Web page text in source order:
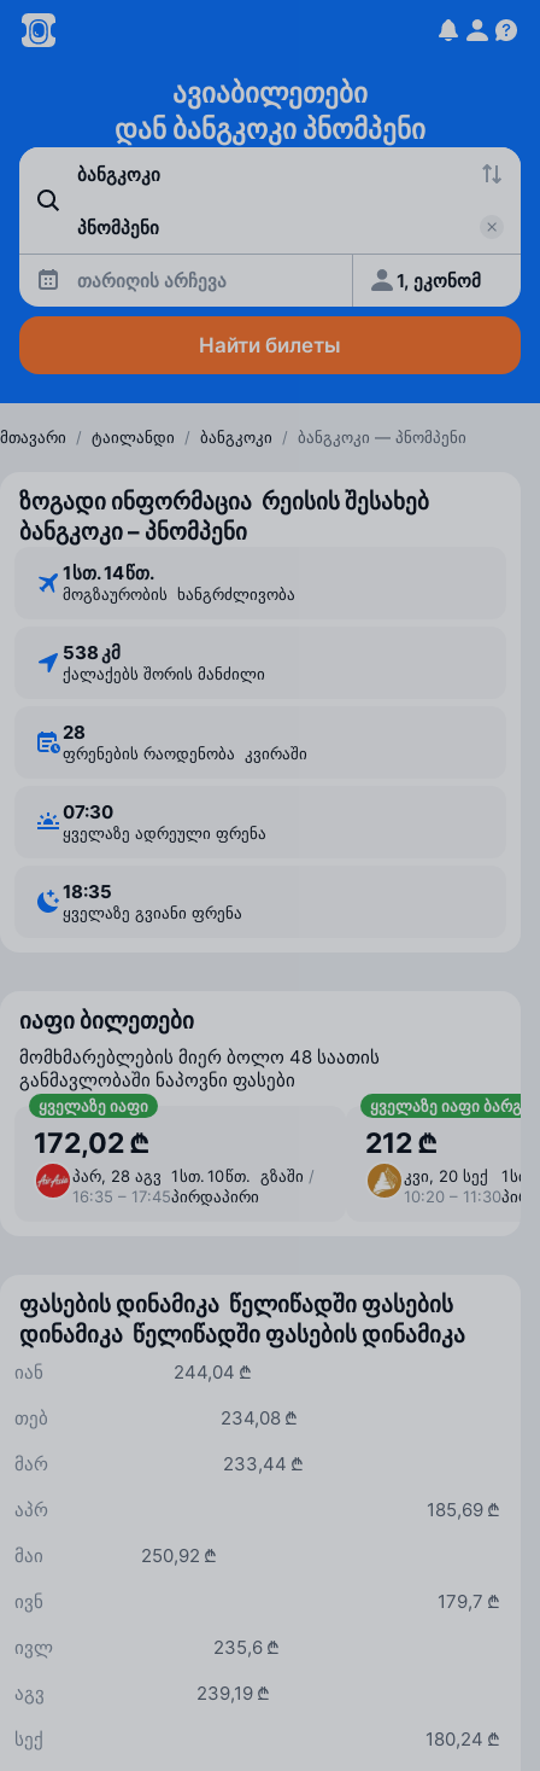
ავიაბილეთები
დან ბანგკოკი პნომპენი
თარიღის არჩევა 1, ეკონომ
Найти билеты
მთავარი / ტაილანდი / ბანგკოკი / ბანგკოკი — პნომპენი
ზოგადი ინფორმაცია რეისის შესახებ
ბანგკოკი – პნომპენი
1 ⁠სთ. 14 ⁠წთ.
მოგზაურობის ხანგრძლივობა
538 კმ
ქალაქებს შორის მანძილი
28
ფრენების რაოდენობა კვირაში
07:30
ყველაზე ადრეული ფრენა
18:35
ყველაზე გვიანი ფრენა
იაფი ბილეთები
მომხმარებლების მიერ ბოლო 48 საათის
განმავლობაში ნაპოვნი ფასები
ყველაზე იაფი
172,02 ₾
პარ, 28 აგვ
16:35 – 17:45
1 ⁠სთ. 10 ⁠წთ. გზაში /
პირდაპირი
ყველაზე იაფი
212 ₾
კვი, 20 სექ
10:20 – 11:30
1
ფასების დინამიკა წელიწადში ფასების
დინამიკა წელიწადში ფასების დინამიკა
244,04 ₾
იან
234,08 ₾
თებ
233,44 ₾
მარ
185,69 ₾
აპრ
250,92 ₾
მაი
179,7 ₾
ივნ
235,6 ₾
ივლ
239,19 ₾
აგვ
180,24 ₾
სექ